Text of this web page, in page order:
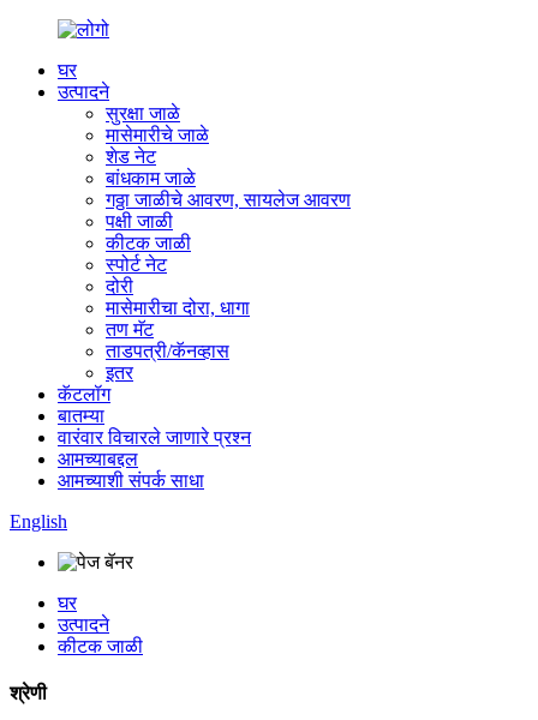
घर
उत्पादने
सुरक्षा जाळे
मासेमारीचे जाळे
शेड नेट
बांधकाम जाळे
गठ्ठा जाळीचे आवरण, सायलेज आवरण
पक्षी जाळी
कीटक जाळी
स्पोर्ट नेट
दोरी
मासेमारीचा दोरा, धागा
तण मॅट
ताडपत्री/कॅनव्हास
इतर
कॅटलॉग
बातम्या
वारंवार विचारले जाणारे प्रश्न
आमच्याबद्दल
आमच्याशी संपर्क साधा
English
घर
उत्पादने
कीटक जाळी
श्रेणी